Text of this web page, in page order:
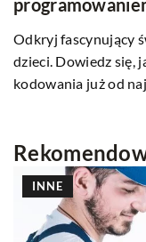
Odkryj fascynujący
dzieci. Dowiedz się,
kodowania już od
INNE